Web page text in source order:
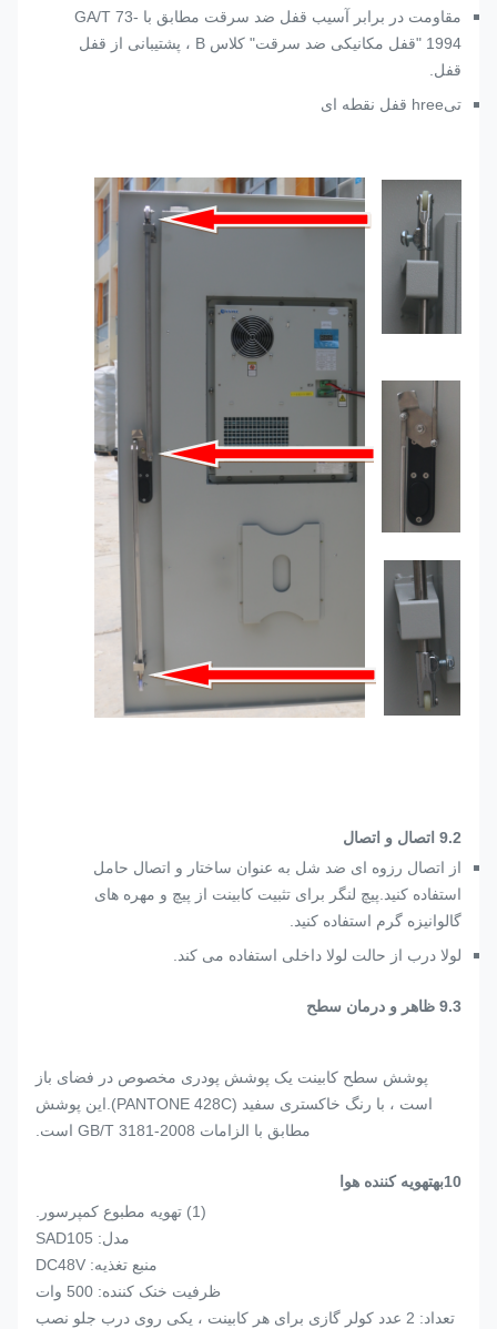
مقاومت در برابر آسیب قفل ضد سرقت مطابق با GA/T 73-
1994 "قفل مکانیکی ضد سرقت" کلاس B ، پشتیبانی از قفل
قفل.
تیhree قفل نقطه ای
9.2 اتصال و اتصال
از اتصال رزوه ای ضد شل به عنوان ساختار و اتصال حامل
استفاده کنید.پیچ لنگر برای تثبیت کابینت از پیچ و مهره های
گالوانیزه گرم استفاده کنید.
لولا درب از حالت لولا داخلی استفاده می کند.
9.3 ظاهر و درمان سطح
پوشش سطح کابینت یک پوشش پودری مخصوص در فضای باز
است ، با رنگ خاکستری سفید (PANTONE 428C).این پوشش
مطابق با الزامات GB/T 3181-2008 است.
10بهتهویه کننده هوا
(1) تهویه مطبوع کمپرسور.
مدل: SAD105
منبع تغذیه: DC48V
ظرفیت خنک کننده: 500 وات
تعداد: 2 عدد کولر گازی برای هر کابینت ، یکی روی درب جلو نصب